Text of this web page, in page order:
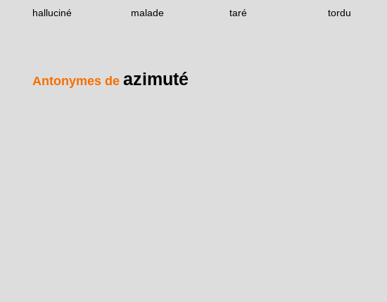
halluciné
malade taré tordu
Antonymes de azimuté